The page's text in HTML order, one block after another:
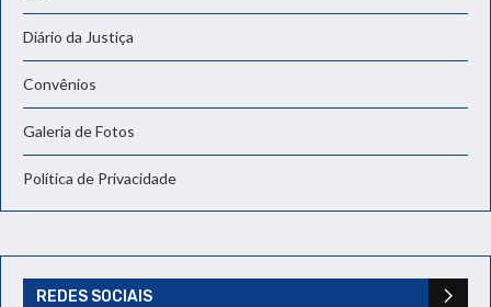
Diário da Justiça
Convênios
Galeria de Fotos
Política de Privacidade
REDES SOCIAIS